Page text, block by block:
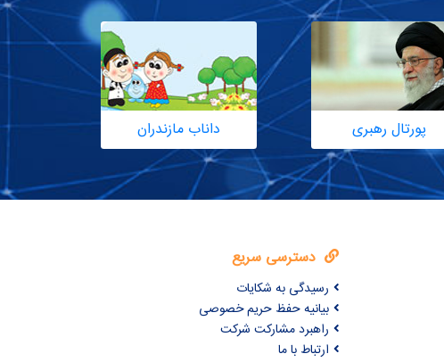
پورتال رهبری داناب مازندران
دسترسی سریع
رسیدگی به شکایات
بیانیه حفظ حریم خصوصی
راهبرد مشارکت شرکت
ارتباط با ما